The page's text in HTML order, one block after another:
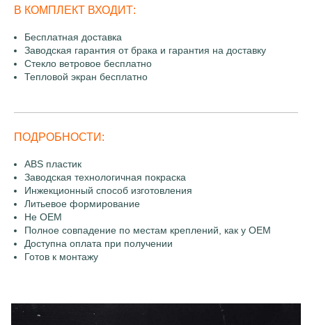
В КОМПЛЕКТ ВХОДИТ:
Бесплатная доставка
Заводская гарантия от брака и гарантия на доставку
Стекло ветровое бесплатно
Тепловой экран бесплатно
ПОДРОБНОСТИ:
ABS пластик
Заводская технологичная покраска
Инжекционный способ изготовления
Литьевое формирование
Не OEM
Полное совпадение по местам креплений, как у OEM
Доступна оплата при получении
Готов к монтажу